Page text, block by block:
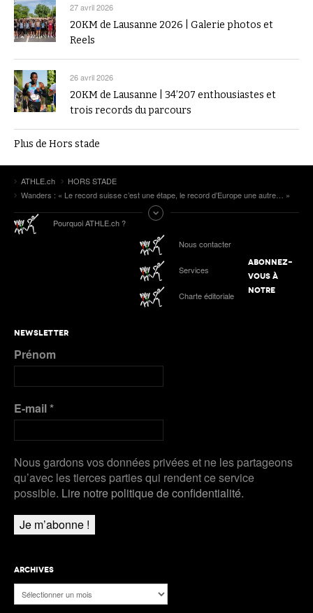
27 avril 2026
20KM de Lausanne 2026 | Galerie photos et
Reels
26 avril 2026
20KM de Lausanne | 34’207 enthousiastes et
trois records du parcours
Plus de Hors stade
ATHLE.ch
HORS STADE
Wanders : « Le record suisse c’est une étape, le record d’Europe une autre… »
Pourquoi ATHLE.ch ?
Nous contacter
Services
Charte éditoriale
ABONNEZ-
VOUS À
NOTRE
NEWSLETTER
Prénom
E-mail*
Nous gardons vos données privées et ne les partageons
qu’avec les tierces parties qui rendent ce service
possible. Lire notre politique de confidentialité.
ARCHIVES
Archives